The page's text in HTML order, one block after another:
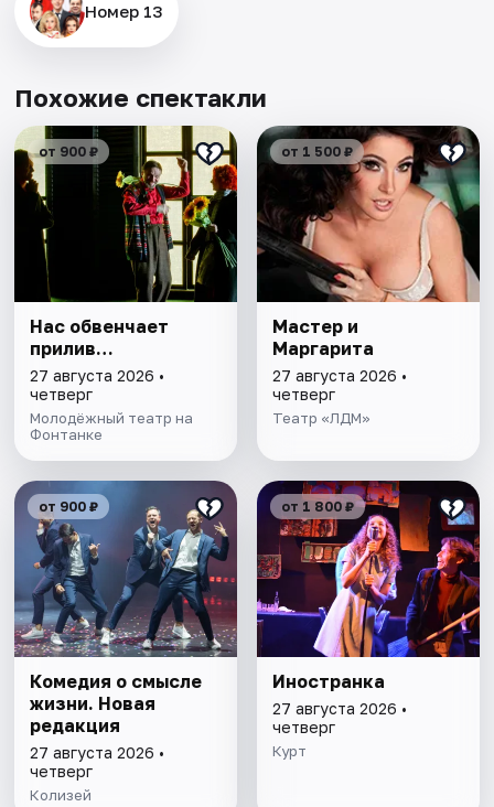
Номер 13
Похожие спектакли
от 900 ₽
Нас обвенчает
прилив…
27 августа 2026 •
четверг
Молодёжный театр на
Фонтанке
от 1 500 ₽
Мастер и
Маргарита
27 августа 2026 •
четверг
Театр «ЛДМ»
от 900 ₽
Комедия о смысле
жизни. Новая
редакция
27 августа 2026 •
четверг
Колизей
от 1 800 ₽
Иностранка
27 августа 2026 •
четверг
Курт